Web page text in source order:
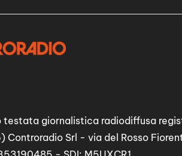
testata giornalistica radiodiffusa
Controradio Srl - via del Rosso